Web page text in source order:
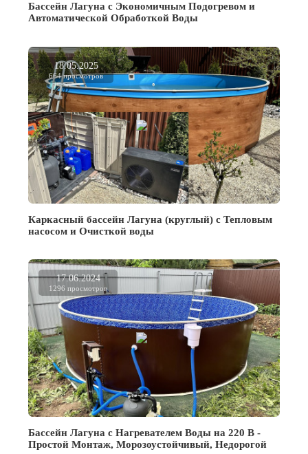
Бассейн Лагуна с Экономичным Подогревом и
Автоматической Обработкой Воды
18.05.2025
664 просмотров
Каркасный бассейн Лагуна (круглый) с Тепловым
насосом и Очисткой воды
17.06.2024
1296 просмотров
Бассейн Лагуна с Нагревателем Воды на 220 В -
Простой Монтаж, Морозоустойчивый, Недорогой